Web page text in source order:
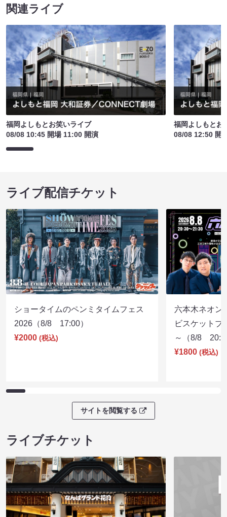
関連ライブ
福岡よしもとお笑いライブ
08/08 10:45 開場 11:00 開演
福岡よしもとお
08/08 12:50 開
ライブ配信チケット
ショータイムのペンミタイムフェス
2026（8/8 17:00）
¥2000 (税込)
六本木ネオン
ビスケットブ
～（8/8
¥1800 (税込)
サイトを閲覧する
ライブチケット